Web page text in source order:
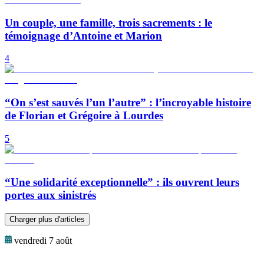
Un couple, une famille, trois sacrements : le
témoignage d’Antoine et Marion
4
“On s’est sauvés l’un l’autre” : l’incroyable histoire
de Florian et Grégoire à Lourdes
5
“Une solidarité exceptionnelle” : ils ouvrent leurs
portes aux sinistrés
Charger plus d'articles
vendredi 7 août